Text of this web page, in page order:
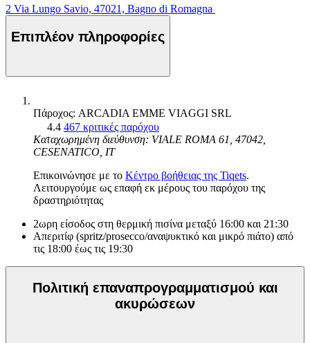
2 Via Lungo Savio, 47021, Bagno di Romagna
Επιπλέον πληροφορίες
Πάροχος: ARCADIA EMME VIAGGI SRL
4.4 467 κριτικές παρόχου
Καταχωρημένη διεύθυνση: VIALE ROMA 61, 47042,
CESENATICO, IT
Επικοινώνησε με το Κέντρο βοήθειας της Tiqets.
Λειτουργούμε ως επαφή εκ μέρους του παρόχου της
δραστηριότητας
2ωρη είσοδος στη θερμική πισίνα μεταξύ 16:00 και 21:30
Απεριτίφ (spritz/prosecco/αναψυκτικό και μικρό πιάτο) από
τις 18:00 έως τις 19:30
Πολιτική επαναπρογραμματισμού και
ακυρώσεων